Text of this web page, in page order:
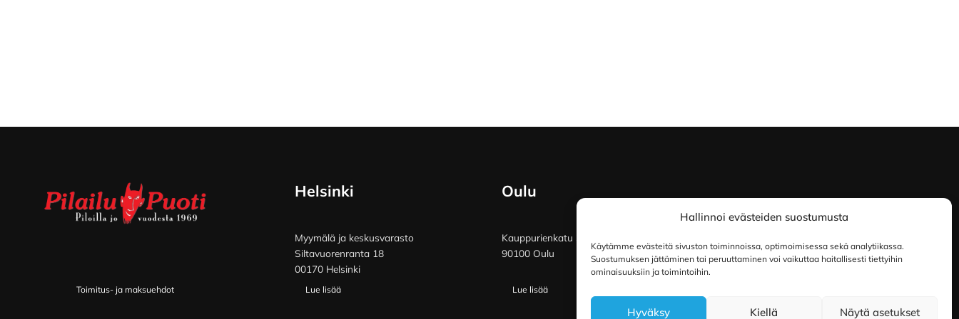
Hallinnoi evästeiden suostumusta
Käytämme evästeitä sivuston toiminnoissa, optimoimisessa sekä analytiikassa.
Suostumuksen jättäminen tai peruuttaminen voi vaikuttaa haitallisesti tiettyihin
ominaisuuksiin ja toimintoihin.
Hyväksy Kiellä Näytä asetukset
Toimitus- ja maksuehdot
Helsinki
Myymälä ja keskusvarasto
Siltavuorenranta 18
00170 Helsinki
Lue lisää
Oulu
Kauppurienkatu 34
90100 Oulu
Lue lisää